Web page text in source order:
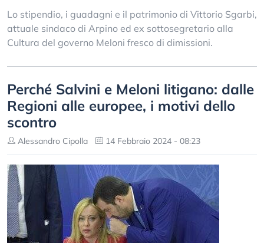
Lo stipendio, i guadagni e il patrimonio di Vittorio Sgarbi,
attuale sindaco di Arpino ed ex sottosegretario alla
Cultura del governo Meloni fresco di dimissioni.
Perché Salvini e Meloni litigano: dalle
Regioni alle europee, i motivi dello
scontro
Alessandro Cipolla 14 Febbraio 2024 - 08:23